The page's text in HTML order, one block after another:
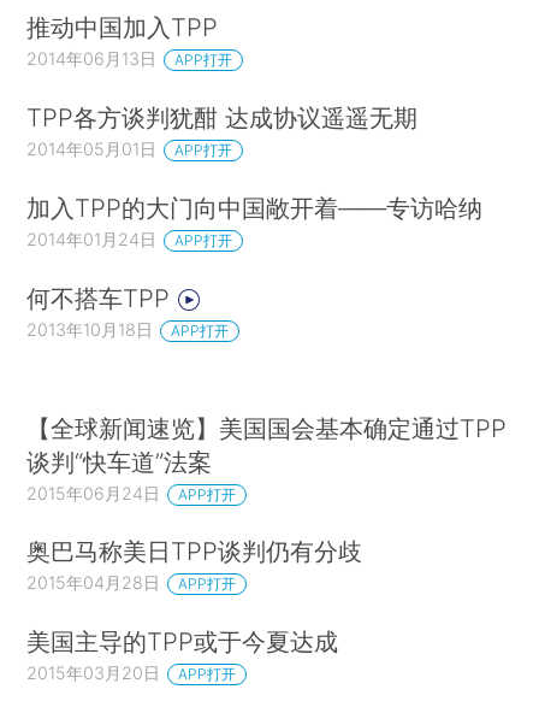
推动中国加入TPP
2014年06月13日 APP打开
TPP各方谈判犹酣 达成协议遥遥无期
2014年05月01日 APP打开
加入TPP的大门向中国敞开着——专访哈纳
2014年01月24日 APP打开
何不搭车TPP
2013年10月18日 APP打开
【全球新闻速览】美国国会基本确定通过TPP
谈判“快车道”法案
2015年06月24日 APP打开
奥巴马称美日TPP谈判仍有分歧
2015年04月28日 APP打开
美国主导的TPP或于今夏达成
2015年03月20日 APP打开